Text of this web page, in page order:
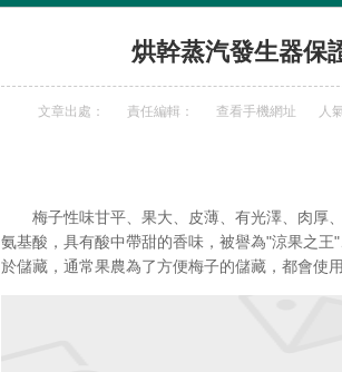
烘幹蒸汽發生器保
文章出處： 責任編輯： 查看手機網址 人
梅子性味甘平、果大、皮薄、有光澤、肉厚
氨基酸，具有酸中帶甜的香味，被譽為"涼果之
於儲藏，通常果農為了方便梅子的儲藏，都會使